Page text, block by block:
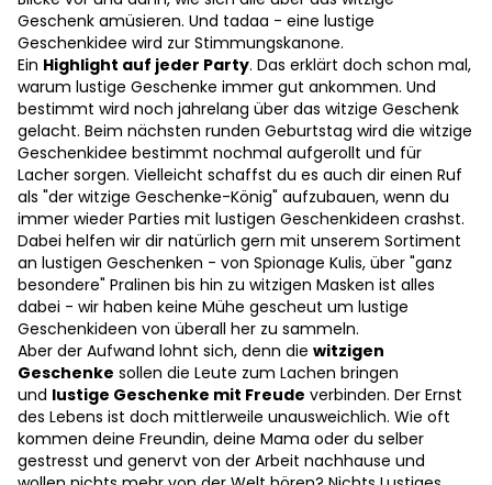
Geschenk amüsieren. Und tadaa - eine lustige
Geschenkidee wird zur Stimmungskanone.
Ein Highlight auf jeder Party. Das erklärt doch schon mal,
warum lustige Geschenke immer gut ankommen. Und
bestimmt wird noch jahrelang über das witzige Geschenk
gelacht. Beim nächsten runden Geburtstag wird die witzige
Geschenkidee bestimmt nochmal aufgerollt und für
Lacher sorgen. Vielleicht schaffst du es auch dir einen Ruf
als "der witzige Geschenke-König" aufzubauen, wenn du
immer wieder Parties mit lustigen Geschenkideen crashst.
Dabei helfen wir dir natürlich gern mit unserem Sortiment
an lustigen Geschenken - von Spionage Kulis, über "ganz
besondere" Pralinen bis hin zu witzigen Masken ist alles
dabei - wir haben keine Mühe gescheut um lustige
Geschenkideen von überall her zu sammeln.
Aber der Aufwand lohnt sich, denn die witzigen
Geschenke sollen die Leute zum Lachen bringen
und lustige Geschenke mit Freude verbinden. Der Ernst
des Lebens ist doch mittlerweile unausweichlich. Wie oft
kommen deine Freundin, deine Mama oder du selber
gestresst und genervt von der Arbeit nachhause und